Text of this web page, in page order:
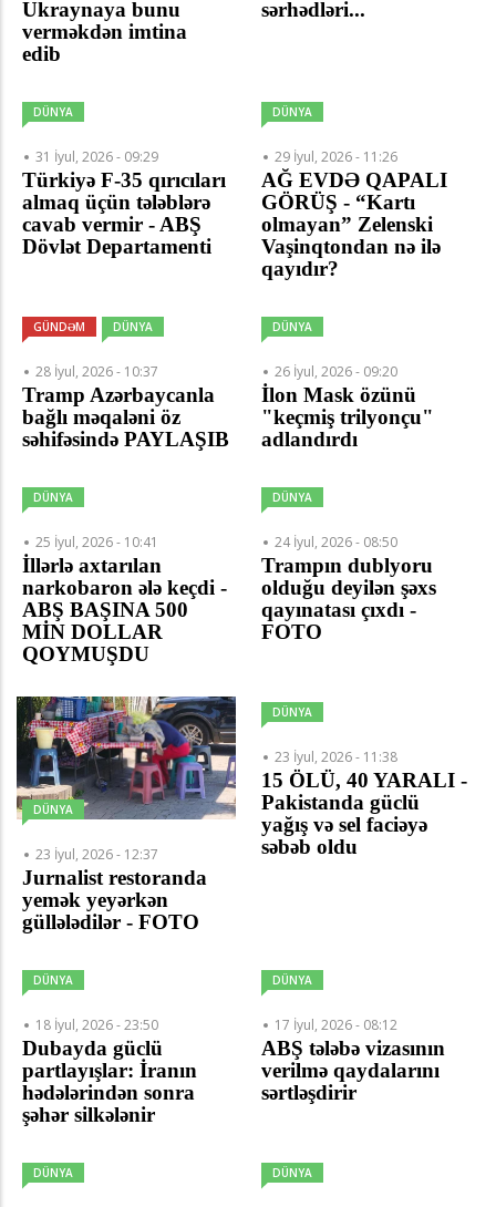
Ukraynaya bunu
verməkdən imtina
edib
sərhədləri...
DÜNYA
31 İyul, 2026 - 09:29
Türkiyə F-35 qırıcıları
almaq üçün tələblərə
cavab vermir - ABŞ
Dövlət Departamenti
DÜNYA
29 İyul, 2026 - 11:26
AĞ EVDƏ QAPALI
GÖRÜŞ - “Kartı
olmayan” Zelenski
Vaşinqtondan nə ilə
qayıdır?
GÜNDƏM DÜNYA
28 İyul, 2026 - 10:37
Tramp Azərbaycanla
bağlı məqaləni öz
səhifəsində PAYLAŞIB
DÜNYA
26 İyul, 2026 - 09:20
İlon Mask özünü
"keçmiş trilyonçu"
adlandırdı
DÜNYA
25 İyul, 2026 - 10:41
İllərlə axtarılan
narkobaron ələ keçdi -
ABŞ BAŞINA 500
MİN DOLLAR
QOYMUŞDU
DÜNYA
24 İyul, 2026 - 08:50
Trampın dublyoru
olduğu deyilən şəxs
qayınatası çıxdı -
FOTO
DÜNYA
23 İyul, 2026 - 12:37
Jurnalist restoranda
yemək yeyərkən
güllələdilər - FOTO
DÜNYA
23 İyul, 2026 - 11:38
15 ÖLÜ, 40 YARALI -
Pakistanda güclü
yağış və sel faciəyə
səbəb oldu
DÜNYA
18 İyul, 2026 - 23:50
Dubayda güclü
partlayışlar: İranın
hədələrindən sonra
şəhər silkələnir
DÜNYA
17 İyul, 2026 - 08:12
ABŞ tələbə vizasının
verilmə qaydalarını
sərtləşdirir
DÜNYA DÜNYA